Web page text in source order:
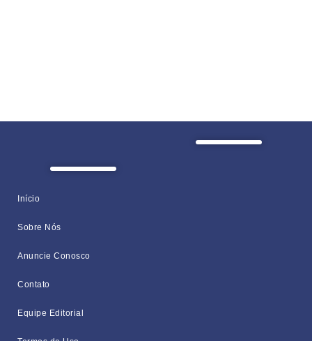
Início
Sobre Nós
Anuncie Conosco
Contato
Equipe Editorial